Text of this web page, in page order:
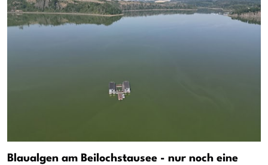
Blaualgen am Beilochstausee - nur noch eine